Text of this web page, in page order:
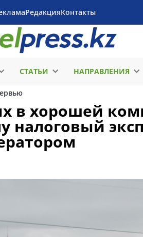
РедакцияКонтакты
СТАТЬИ НАПРАВЛЕНИЯ
в хорошей
налоговый